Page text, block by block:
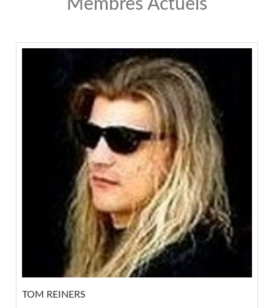
Membres Actuels
TOM REINERS